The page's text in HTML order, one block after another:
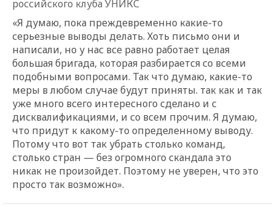
российского клуба УНИКС
«Я думаю, пока преждевременно какие-то
серьезные выводы делать. Хоть письмо они и
написали, но у нас все равно работает целая
большая бригада, которая разбирается со всеми
подобными вопросами. Так что думаю, какие-то
меры в любом случае будут приняты. так как и так
уже много всего интересного сделано и с
дисквалификациями, и со всем прочим. Я думаю,
что придут к какому-то определенному выводу.
Потому что вот так убрать столько команд,
столько стран — без огромного скандала это
никак не произойдет. Поэтому не уверен, что это
просто так возможно».